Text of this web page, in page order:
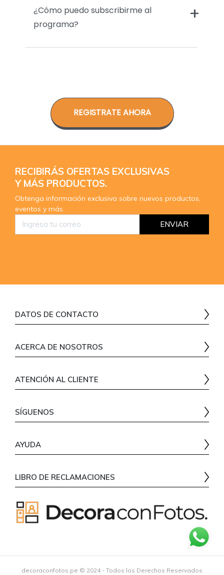
¿Cómo puedo subscribirme al
programa?
REGISTRATE AHORA
RECIBIRÁS OFERTAS EXCLUSIVAS
Y MÁS PRODUCTOS.
Obtenga información exclusiva sobre nuevos productos,
eventos y más.
ENVIAR
DATOS DE CONTACTO
De 2:30 pm a 6:00 pm
Sábados:De 9:00 am a 12:00 pm
ACERCA DE NOSOTROS
¿Quiénes somos?
ATENCIÓN AL CLIENTE
Preguntas Frecuentes
SÍGUENOS
AYUDA
Seguimiento de Pedidos
LIBRO DE RECLAMACIONES
decoraconfotos.pe © 2024 - Todos los Derechos Reservados